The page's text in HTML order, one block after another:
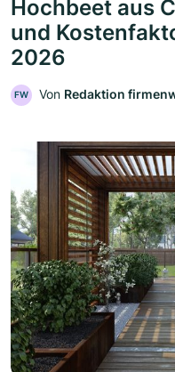
Hochbeet aus
und
2026
FW Von Redaktion